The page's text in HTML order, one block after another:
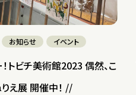
お知らせ イベント
トビチ美術館2023 偶然、こ
りえ展 開催中！ //